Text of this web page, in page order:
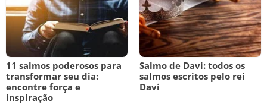
11 salmos poderosos para
transformar seu dia:
encontre força e
inspiração
Salmo de Davi: todos os
salmos escritos pelo rei
Davi